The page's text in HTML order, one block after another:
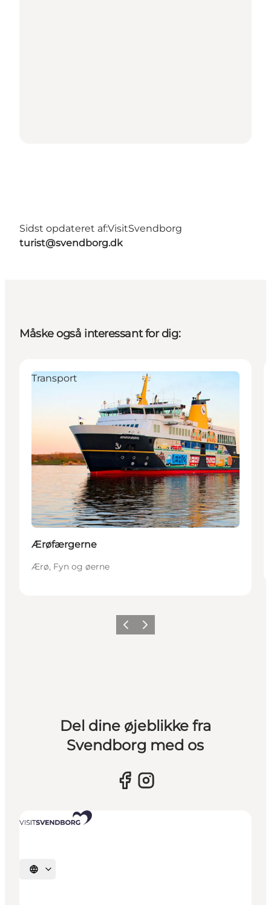
Sidst opdateret af:VisitSvendborg
turist@svendborg.dk
Måske også interessant for dig:
Transport
Ærøfærgerne
Ærø, Fyn og øerne
Forrige billede
Næste billede
Del dine øjeblikke fra
Svendborg med os
Vælg sprog